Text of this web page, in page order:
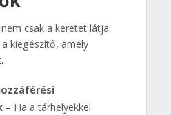
csak a keretet látja.
kiegészítő, amely
– Ha a tárhelyekkel